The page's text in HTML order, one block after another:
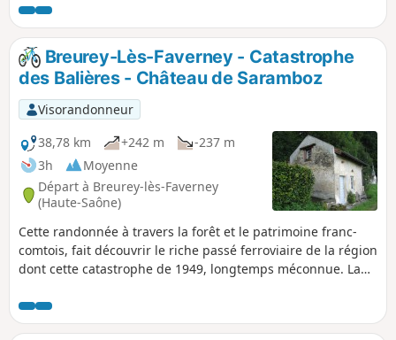
Servance, plateau des Mille Étangs...) et d'autres choses
encore ! Au départ de Mélisey, cette boucle est à réaliser
sur les petites routes qui parcourent le plateau des Mille
Étangs. Peu de circulation et peu de difficultés mais un vélo
à assistance électrique vous épargnera pas mal d'efforts sur
les pentes parfois raides du secteur.
Breurey-Lès-Faverney - Catastrophe
des Balières - Château de Saramboz
Visorandonneur
38,78 km
+242 m
-237 m
3h
Moyenne
Départ à Breurey-lès-Faverney
(Haute-Saône)
Cette randonnée à travers la forêt et le patrimoine franc-
comtois, fait découvrir le riche passé ferroviaire de la région
dont cette catastrophe de 1949, longtemps méconnue. La
s’en souvenir.